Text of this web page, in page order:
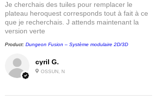
cyril G.
OSSUN, N
Je cherchais des tuiles pour remplacer le
plateau heroquest corresponds tout à fait à ce
que je recherchais. J attends maintenant la
version verte
Product: Dungeon Fusion – Système modulaire 2D/3D